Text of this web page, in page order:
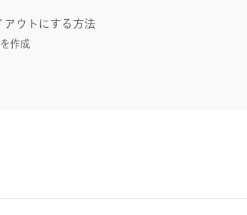
アウトにする方法
作成